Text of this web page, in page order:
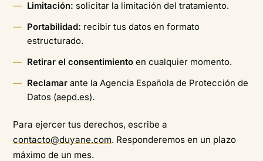
Limitación: solicitar la limitación del tratamiento.
Portabilidad: recibir tus datos en formato
estructurado.
Retirar el consentimiento en cualquier momento.
Reclamar ante la Agencia Española de Protección de
Datos (aepd.es).
Para ejercer tus derechos, escribe a
contacto@duyane.com. Responderemos en un plazo
máximo de un mes.